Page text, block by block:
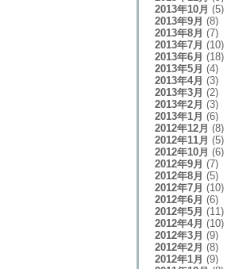
2013年10月 (5)
2013年9月 (8)
2013年8月 (7)
2013年7月 (10)
2013年6月 (18)
2013年5月 (4)
2013年4月 (3)
2013年3月 (2)
2013年2月 (3)
2013年1月 (6)
2012年12月 (8)
2012年11月 (5)
2012年10月 (6)
2012年9月 (7)
2012年8月 (5)
2012年7月 (10)
2012年6月 (6)
2012年5月 (11)
2012年4月 (10)
2012年3月 (9)
2012年2月 (8)
2012年1月 (9)